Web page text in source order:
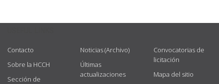
Contacto
Sobre la HCCH
Sección de
Noticias (Archivo)
Últimas
actualizaciones
Convocatorias de
licitación
Mapa del sitio